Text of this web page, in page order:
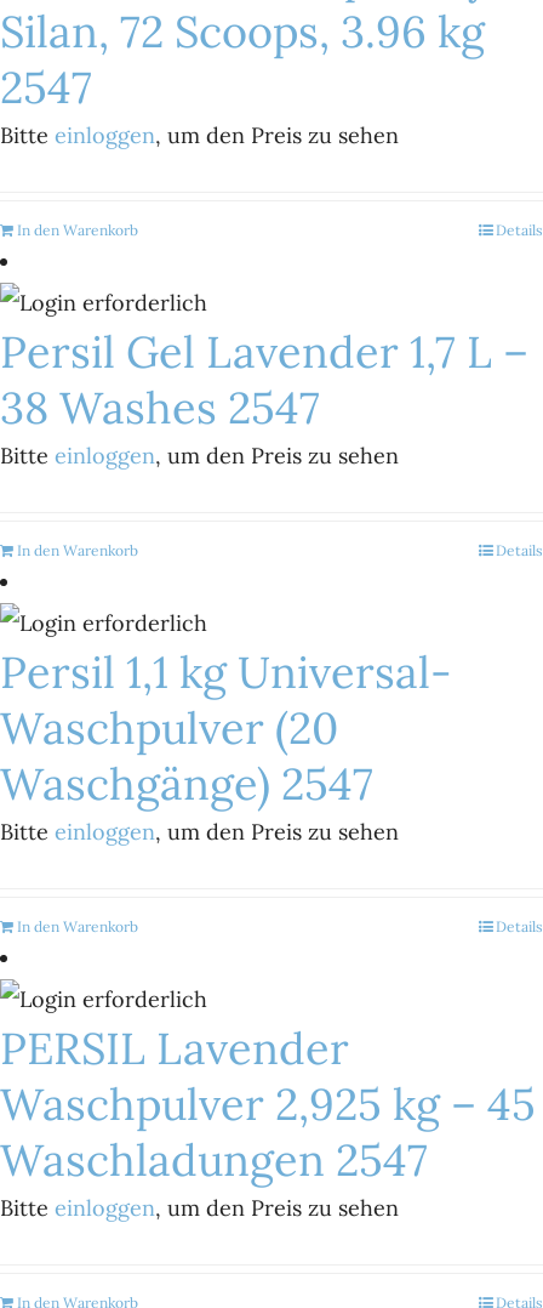
Silan, 72 Scoops, 3.96 kg
2547
Bitte einloggen, um den Preis zu sehen
In den Warenkorb Details
Persil Gel Lavender 1,7 L –
38 Washes 2547
Bitte einloggen, um den Preis zu sehen
In den Warenkorb Details
Persil 1,1 kg Universal-
Waschpulver (20
Waschgänge) 2547
Bitte einloggen, um den Preis zu sehen
In den Warenkorb Details
PERSIL Lavender
Waschpulver 2,925 kg – 45
Waschladungen 2547
Bitte einloggen, um den Preis zu sehen
In den Warenkorb Details